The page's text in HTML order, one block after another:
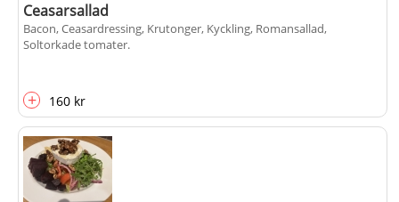
+ 150 kr
Ceasarsallad
Bacon, Ceasardressing, Krutonger, Kyckling, Romansallad,
Soltorkade tomater.
+ 160 kr